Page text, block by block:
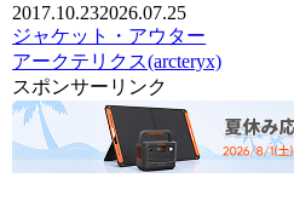
2017.10.232026.07.25
ジャケット・アウター
アークテリクス(arcteryx)
スポンサーリンク